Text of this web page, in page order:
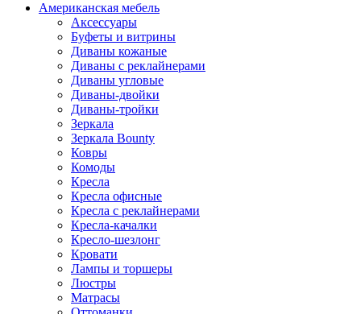
Американская мебель
Аксессуары
Буфеты и витрины
Диваны кожаные
Диваны с реклайнерами
Диваны угловые
Диваны-двойки
Диваны-тройки
Зеркала
Зеркала Bounty
Ковры
Комоды
Кресла
Кресла офисные
Кресла с реклайнерами
Кресла-качалки
Кресло-шезлонг
Кровати
Лампы и торшеры
Люстры
Матрасы